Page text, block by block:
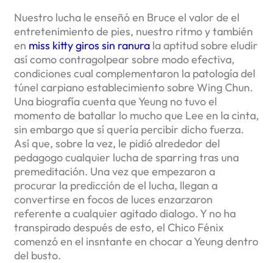
Nuestro lucha le enseñó en Bruce el valor de el
entretenimiento de pies, nuestro ritmo y también
en miss kitty giros sin ranura la aptitud sobre eludir
así­ como contragolpear sobre modo efectiva,
condiciones cual complementaron la patologí­a del
túnel carpiano establecimiento sobre Wing Chun.
Una biografía cuenta que Yeung no tuvo el
momento de batallar lo mucho que Lee en la cinta,
sin embargo que sí quería percibir dicho fuerza.
Así que, sobre la vez, le pidió alrededor del
pedagogo cualquier lucha de sparring tras una
premeditación. Una vez que empezaron a
procurar la predicción de el lucha, llegan a
convertirse en focos de luces enzarzaron
referente a cualquier agitado dialogo. Y no ha
transpirado después de esto, el Chico Fénix
comenzó en el insntante en chocar a Yeung dentro
del busto.